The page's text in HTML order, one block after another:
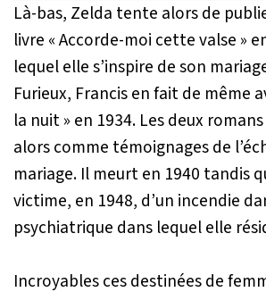
Là-bas, Zelda tente alors de
livre « Accorde-moi cette valse »
lequel elle s’inspire de son
Furieux, Francis en fait de même
la nuit » en 1934. Les deux
alors comme témoignages de
mariage. Il meurt en 1940 tandis
victime, en 1948, d’un incendie
psychiatrique dans lequel elle
Incroyables ces destinées de